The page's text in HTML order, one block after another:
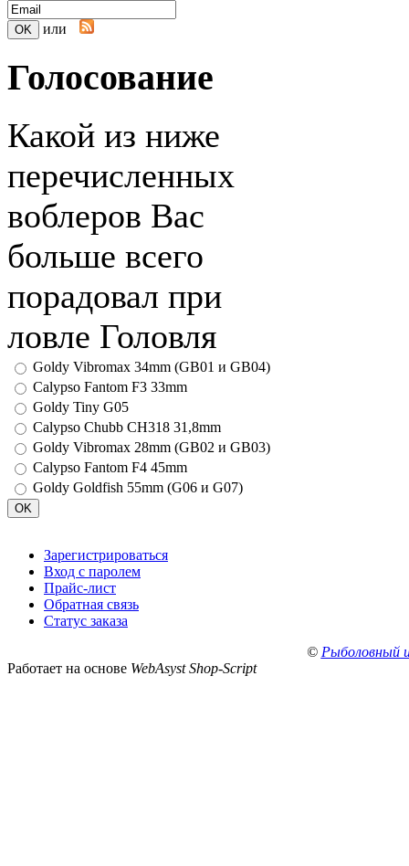
или
Голосование
Какой из ниже
перечисленных
воблеров Вас
больше всего
порадовал при
ловле Головля
Goldy Vibromax 34mm (GB01 и GB04)
Calypso Fantom F3 33mm
Goldy Tiny G05
Calypso Chubb CH318 31,8mm
Goldy Vibromax 28mm (GB02 и GB03)
Calypso Fantom F4 45mm
Goldy Goldfish 55mm (G06 и G07)
Зарегистрироваться
Вход с паролем
Прайс-лист
Обратная связь
Статус заказа
© Рыболовный
Работает на основе WebAsyst Shop-Script